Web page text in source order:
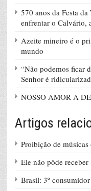
570 anos da Festa
enfrentar o Calvário,
Azeite mineiro é o
mundo
“Não podemos ficar
Senhor é
NOSSO AMOR A
Artigos
Proibição de músicas
Ele não pôde
Brasil: 3º